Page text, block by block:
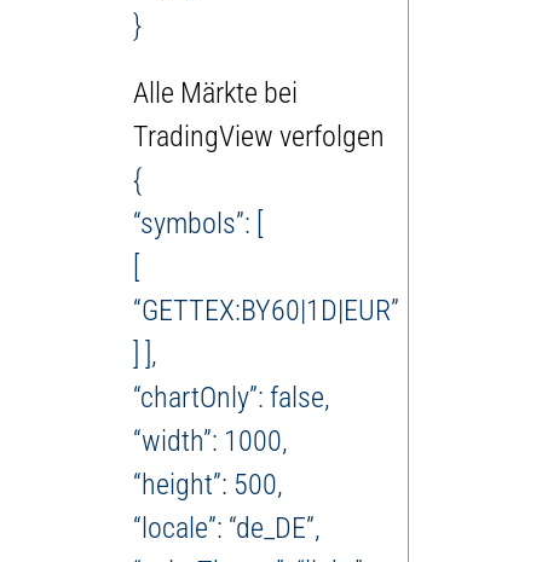
}
Alle Märkte bei
TradingView verfolgen
{
“symbols”: [
“GETTEX:BY60|1D|EUR”
] ],
“chartOnly”: false,
“width”: 1000,
“height”: 500,
“locale”: “de_DE”,